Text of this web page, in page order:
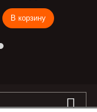
В корзину